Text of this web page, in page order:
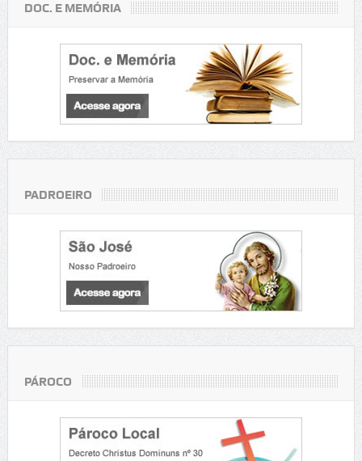
DOC. E MEMÓRIA
PADROEIRO
PÁROCO